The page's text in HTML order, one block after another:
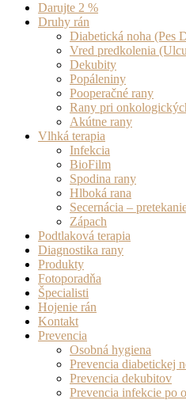
Darujte 2 %
Druhy rán
Diabetická noha (Pes
Vred predkolenia
Dekubity
Popáleniny
Pooperačné rany
Rany pri
Akútne rany
Vlhká terapia
Infekcia
BioFilm
Spodina rany
Hlboká rana
Secernácia –
Zápach
Podtlaková terapia
Diagnostika rany
Produkty
Fotoporadňa
Špecialisti
Hojenie rán
Kontakt
Prevencia
Osobná hygiena
Prevencia diabetickej
Prevencia dekubitov
Prevencia infekcie po